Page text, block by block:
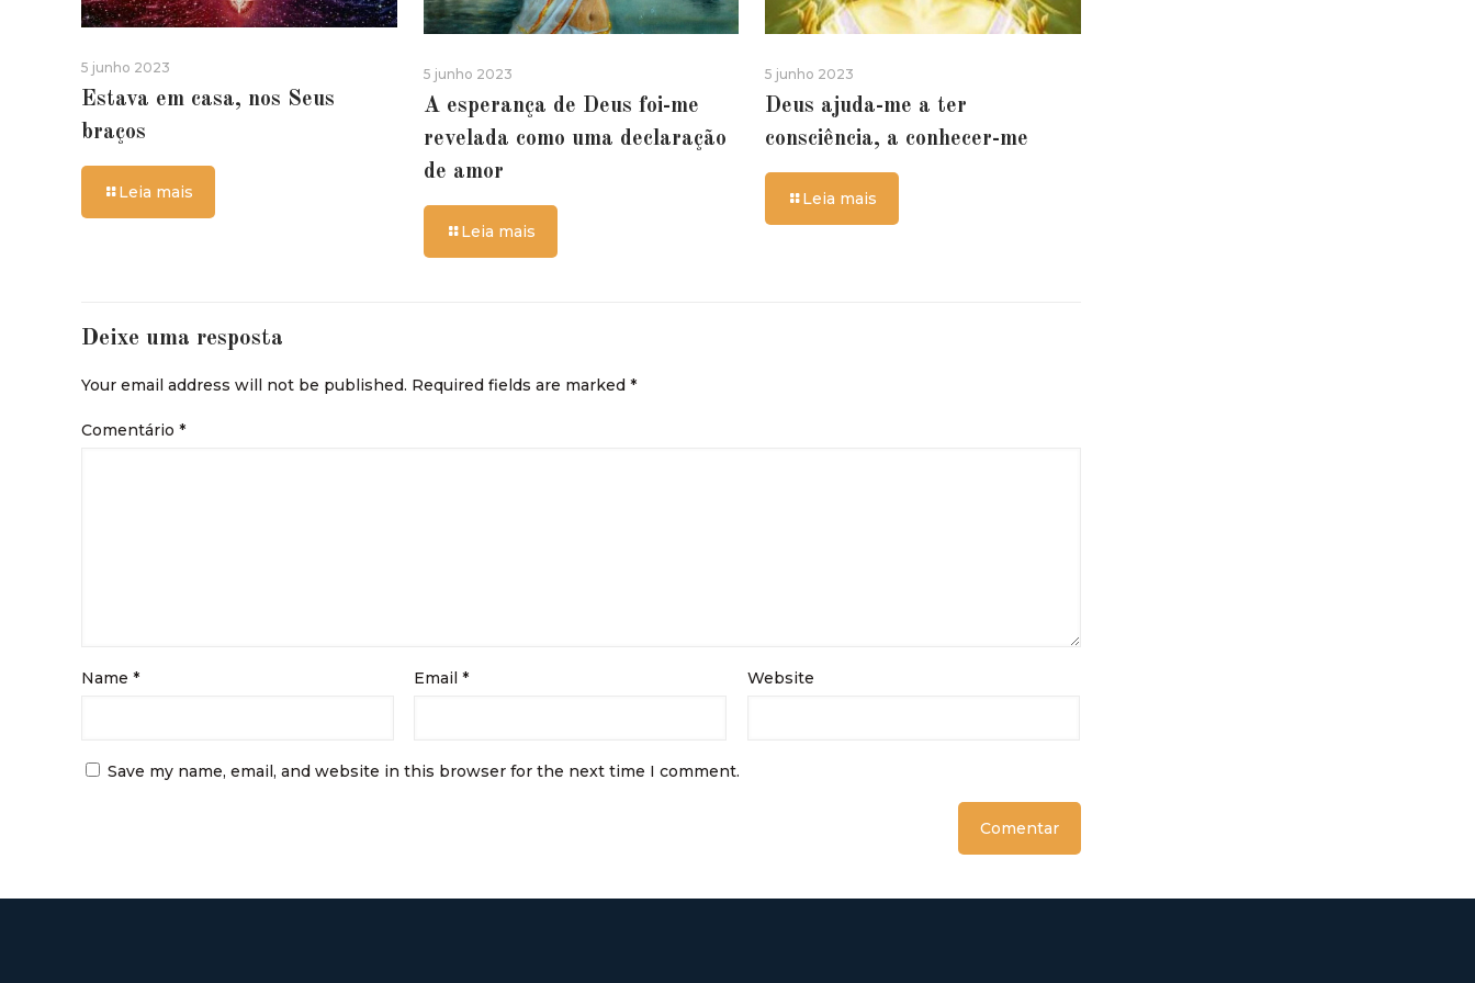
5 junho 2023
Estava em casa, nos Seus
braços
Leia mais
5 junho 2023
A esperança de Deus foi-me
revelada como uma declaração
de amor
Leia mais
5 junho 2023
Deus ajuda-me a ter
consciência, a conhecer-me
Leia mais
Deixe uma resposta
Your email address will not be published. Required fields are marked *
Comentário *
Name * Email* Website
Save my name, email, and website in this browser for the next time I comment.